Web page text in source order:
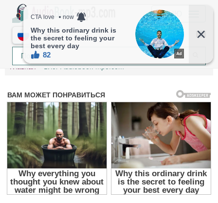
МЕНЮ
RU
Главная Блог Audiobook-mp3.com